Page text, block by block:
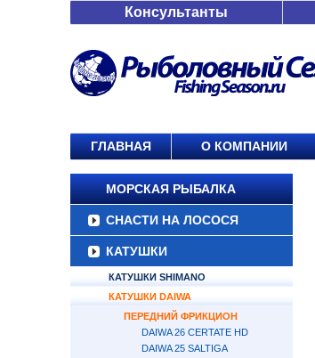
Консультанты
ГЛАВНАЯ О КОМПАНИИ
МОРСКАЯ РЫБАЛКА
СНАСТИ НА ЛОСОСЯ
КАТУШКИ
КАТУШКИ SHIMANO
КАТУШКИ DAIWA
ПЕРЕДНИЙ ФРИКЦИОН
DAIWA 26 CERTATE HD
DAIWA 25 SALTIGA